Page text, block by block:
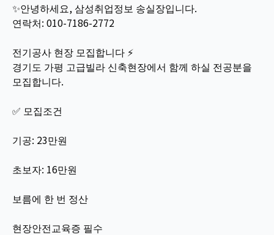
✨안녕하세요, 삼성취업정보 송실장입니다.
연락처: 010-7186-2772
전기공사 현장 모집합니다 ⚡
경기도 가평 고급빌라 신축현장에서 함께 하실 전공분을
모집합니다.
✅ 모집조건
기공: 23만원
초보자: 16만원
보름에 한 번 정산
현장안전교육증 필수